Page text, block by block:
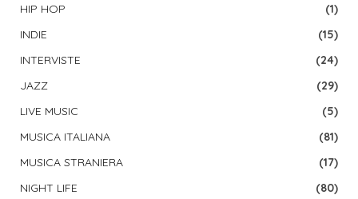
HIP HOP
(1)
INDIE
(15)
INTERVISTE
(24)
JAZZ
(29)
LIVE MUSIC
(5)
MUSICA ITALIANA
(81)
MUSICA STRANIERA
(17)
NIGHT LIFE
(80)